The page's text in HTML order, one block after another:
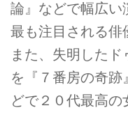
論』などで幅広い
最も注目される俳
また、失明した
を『７番房の奇跡
どで２０代最高